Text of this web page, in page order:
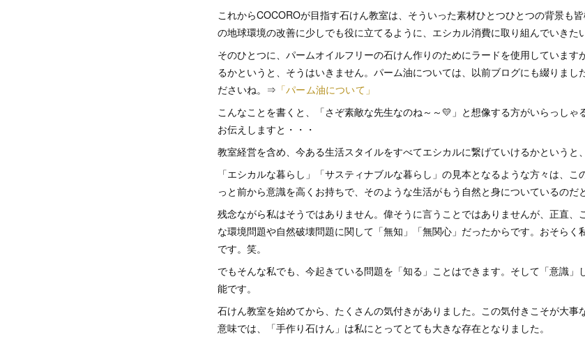
これからCOCOROが目指す石けん教室は、そういった素材ひとつひとつの背景も
の地球環境の改善に少しでも役に立てるように、エシカル消費に取り組んでいきた
そのひとつに、パームオイルフリーの石けん作りのためにラードを使用しています
るかというと、そうはいきません。パーム油については、以前ブログにも綴りまし
ださいね。⇒ 「パーム油について」
こんなことを書くと、「さぞ素敵な先生なのね～～💛」と想像する方がいらっしゃ
お伝えしますと・・・
教室経営を含め、今ある生活スタイルをすべてエシカルに繋げていけるかというと
「エシカルな暮らし」「サスティナブルな暮らし」の見本となるような方々は、
っと前から意識を高くお持ちで、そのような生活がもう自然と身についているのだ
残念ながら私はそうではありません。偉そうに言うことではありませんが、正直、
な環境問題や自然破壊問題に関して「無知」「無関心」だったからです。おそらく
です。笑。
でもそんな私でも、今起きている問題を「知る」ことはできます。そして「意識」
能です。
石けん教室を始めてから、たくさんの気付きがありました。この気付きこそが大事
意味では、「手作り石けん」は私にとってとても大きな存在となりました。